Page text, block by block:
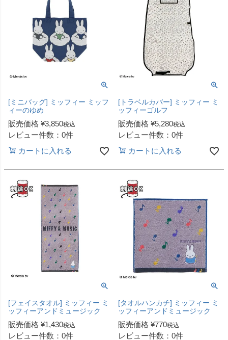
[ミニバッグ] ミッフィー ミッフ
ィーのゆめ
販売価格 ¥3,850税込
レビュー件数：0件
カートに入れる
[トラベルカバー] ミッフィー ミ
ッフィーゴルフ
販売価格 ¥5,280税込
レビュー件数：0件
カートに入れる
[フェイスタオル] ミッフィー ミ
ッフィーアンドミュージック
販売価格 ¥1,430税込
レビュー件数：0件
[タオルハンカチ] ミッフィー ミ
ッフィーアンドミュージック
販売価格 ¥770税込
レビュー件数：0件